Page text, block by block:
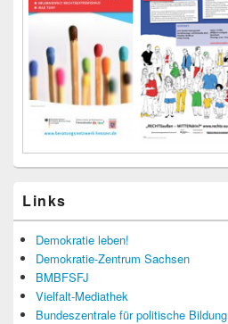
Links
Demokratie leben!
Demokratie-Zentrum Sachsen
BMBFSFJ
Vielfalt-Mediathek
Bundeszentrale für politische Bildung